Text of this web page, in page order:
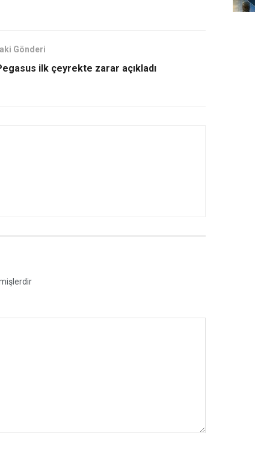
Gönderi
ilk çeyrekte zarar açıkladı